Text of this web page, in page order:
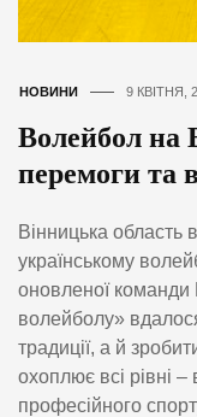
НОВИНИ 9 КВІТНЯ,
Волейбол на
перемоги та
Вінницька область
українському
оновленої команди
волейболу»
традиції, а й
охоплює всі рівні –
професійного